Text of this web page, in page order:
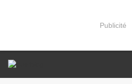
Publicité